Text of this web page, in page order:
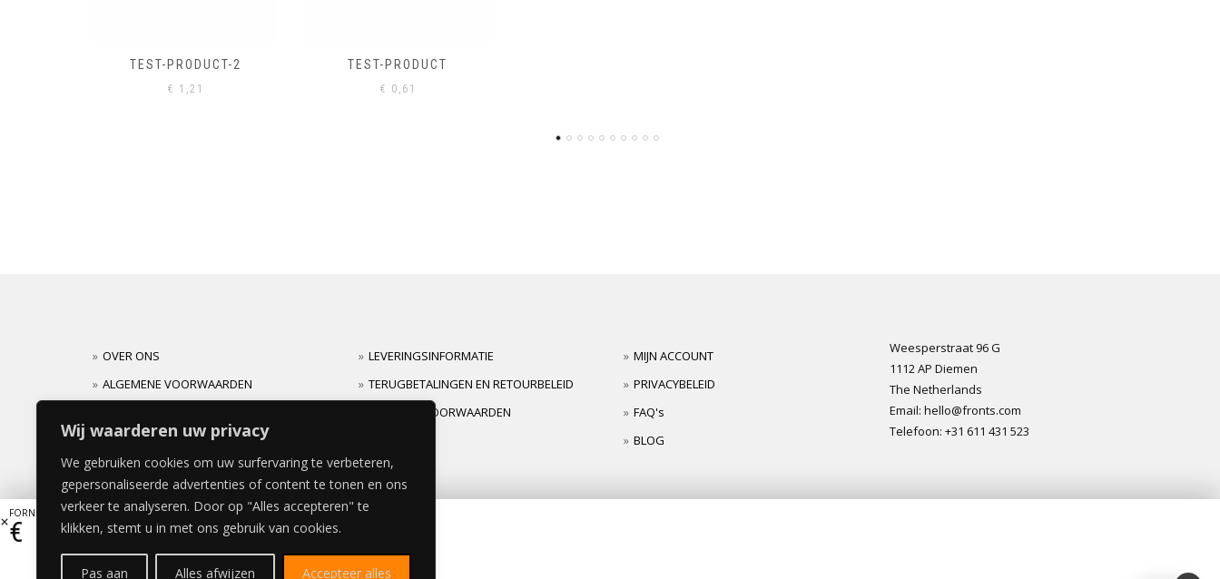
Wij waarderen uw privacy
We gebruiken cookies om uw surfervaring te verbeteren,
gepersonaliseerde advertenties of content te tonen en ons
verkeer te analyseren. Door op "Alles accepteren" te
klikken, stemt u in met ons gebruik van cookies.
Pas aan Alles afwijzen Accepteer alles
TEST-PRODUCT
€ 0,61
OVER ONS
ALGEMENE VOORWAARDEN
LEVERINGSINFORMATIE
TERUGBETALINGEN EN RETOURBELEID
GARANTIEVOORWAARDEN
MIJN ACCOUNT
PRIVACYBELEID
FAQ's
BLOG
Weesperstraat 96 G
1112 AP Diemen
The Netherlands
Email: hello@fronts.com
Telefoon: +31 611 431 523
FORNO LADE 80x40cm
€ 108,90